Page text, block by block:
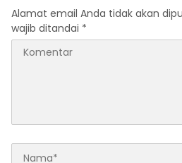
Alamat email Anda tidak akan
wajib ditandai *